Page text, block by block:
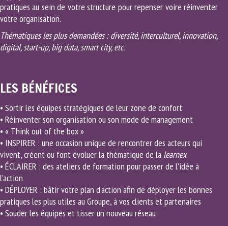
pratiques au sein de votre structure pour repenser voire réinventer
votre organisation.
Thématiques les plus demandées : diversité, interculturel, innovation,
digital, start-up, big data, smart city, etc.
LES BÉNÉFICES
• Sortir les équipes stratégiques de leur zone de confort
• Réinventer son organisation ou son mode de management
• « Think out of the box »
• INSPIRER : une occasion unique de rencontrer des acteurs qui
vivent, créent ou font évoluer la thématique de la learnex
• ÉCLAIRER : des ateliers de formation pour passer de l’idée à
l’action
• DÉPLOYER : bâtir votre plan d’action afin de déployer les bonnes
pratiques les plus utiles au Groupe, à vos clients et partenaires
• Souder les équipes et tisser un nouveau réseau